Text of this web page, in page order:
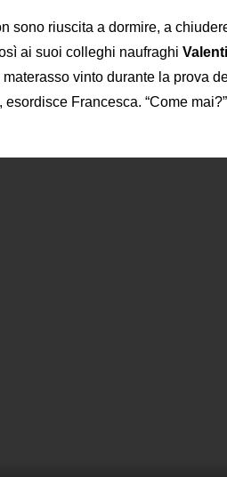
sono riuscita a dormire, a
ai suoi colleghi naufraghi
vinto durante la prova
Francesca. “Come